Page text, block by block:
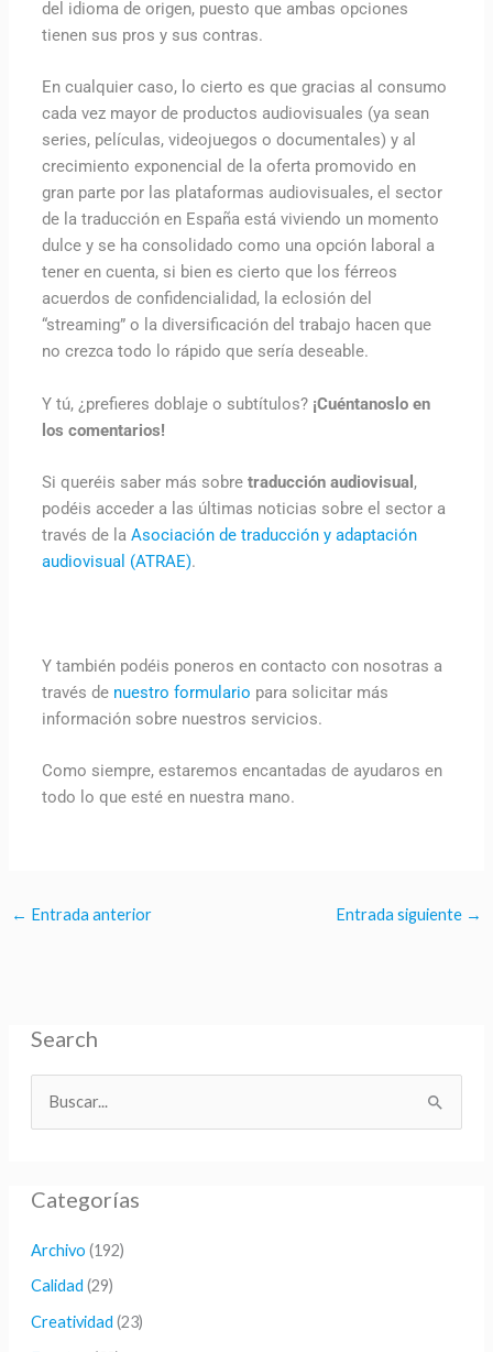
del idioma de origen, puesto que ambas opciones
tienen sus pros y sus contras.
En cualquier caso, lo cierto es que gracias al consumo
cada vez mayor de productos audiovisuales (ya sean
series, películas, videojuegos o documentales) y al
crecimiento exponencial de la oferta promovido en
gran parte por las plataformas audiovisuales, el sector
de la traducción en España está viviendo un momento
dulce y se ha consolidado como una opción laboral a
tener en cuenta, si bien es cierto que los férreos
acuerdos de confidencialidad, la eclosión del
“streaming” o la diversificación del trabajo hacen que
no crezca todo lo rápido que sería deseable.
Y tú, ¿prefieres doblaje o subtítulos? ¡Cuéntanoslo en
los comentarios!
Si queréis saber más sobre traducción audiovisual ,
podéis acceder a las últimas noticias sobre el sector a
través de la Asociación de traducción y adaptación
audiovisual (ATRAE).
Y también podéis poneros en contacto con nosotras a
través de nuestro formulario para solicitar más
información sobre nuestros servicios.
Como siempre, estaremos encantadas de ayudaros en
todo lo que esté en nuestra mano.
← Entrada anterior Entrada siguiente →
Search
c
o
Categorías
Archivo (192)
Calidad (29)
Creatividad (23)